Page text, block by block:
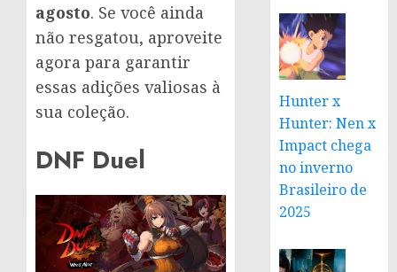
agosto. Se você ainda
não resgatou, aproveite
agora para garantir
essas adições valiosas à
sua coleção.
DNF Duel
Hunter x
Hunter: Nen x
Impact chega
no inverno
Brasileiro de
2025